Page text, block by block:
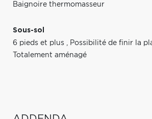
Baignoire thermomasseur
Sous-sol
6 pieds et plus , Possibilité de finir la
Totalement aménagé